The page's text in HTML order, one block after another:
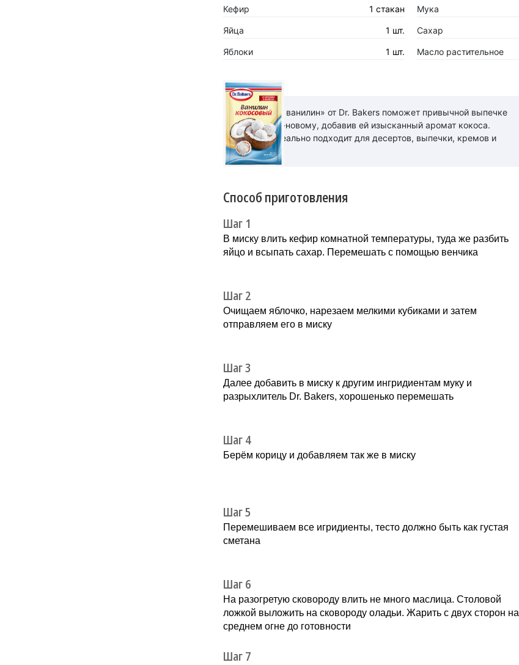
Кефир 1 стакан Мука
Яйца 1 шт. Сахар
Яблоки 1 шт. Масло растительное
«Кокосовый ванилин» от Dr. Bakers поможет привычной выпечке
заиграть по-новому, добавив ей изысканный аромат кокоса.
Новинка идеально подходит для десертов, выпечки, кремов и
напитков.
Способ приготовления
Шаг 1
В миску влить кефир комнатной температуры, туда же разбить
яйцо и всыпать сахар. Перемешать с помощью венчика
Шаг 2
Очищаем яблочко, нарезаем мелкими кубиками и затем
отправляем его в миску
Шаг 3
Далее добавить в миску к другим ингридиентам муку и
разрыхлитель Dr. Bakers, хорошенько перемешать
Шаг 4
Берём корицу и добавляем так же в миску
Шаг 5
Перемешиваем все игридиенты, тесто должно быть как густая
сметана
Шаг 6
На разогретую сковороду влить не много маслица. Столовой
ложкой выложить на сковороду оладьи. Жарить с двух сторон на
среднем огне до готовности
Шаг 7